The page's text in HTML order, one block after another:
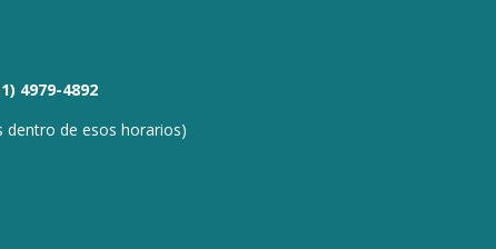
4979-4892
dentro de esos horarios)